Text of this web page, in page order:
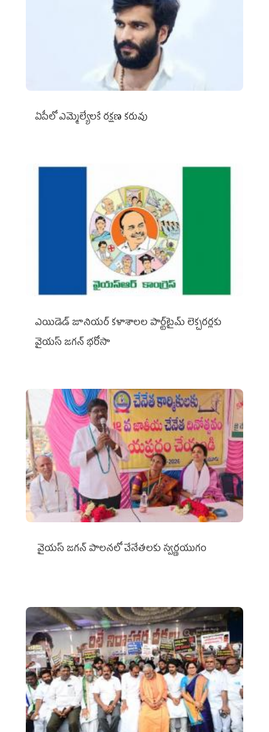
ఏపీలో ఎమ్మెల్యేల‌కే ర‌క్ష‌ణ క‌రువు
ఎయిడెడ్‌ జూనియర్‌ కళాశాలల పార్ట్‌టైమ్‌ లెక్చరర్లకు
వైయ‌స్ జగన్ భరోసా
వైయ‌స్ జగన్ పాలనలో చేనేతలకు స్వర్ణయుగం